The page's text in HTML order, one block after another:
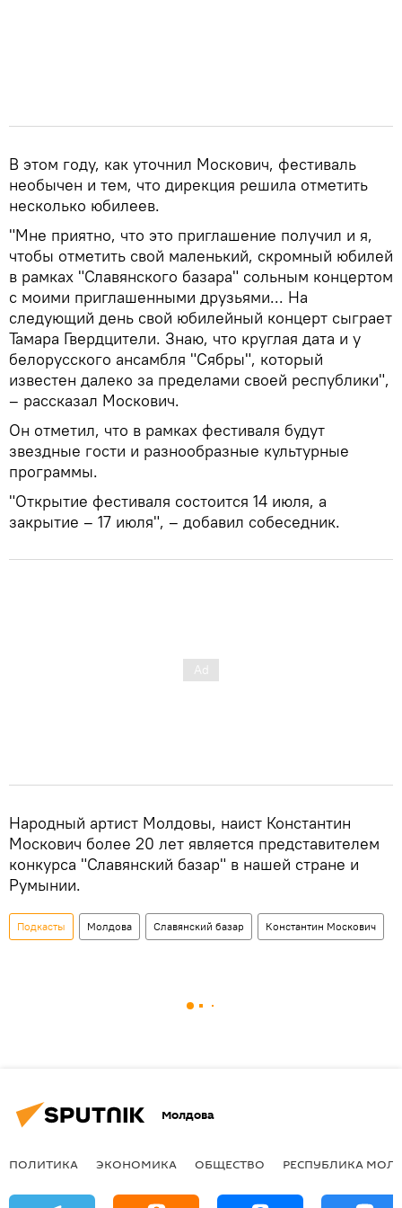
В этом году, как уточнил Москович, фестиваль
необычен и тем, что дирекция решила отметить
несколько юбилеев.
"Мне приятно, что это приглашение получил и я,
чтобы отметить свой маленький, скромный юбилей
в рамках "Славянского базара" сольным концертом
с моими приглашенными друзьями... На
следующий день свой юбилейный концерт сыграет
Тамара Гвердцители. Знаю, что круглая дата и у
белорусского ансамбля "Сябры", который
известен далеко за пределами своей республики",
– рассказал Москович.
Он отметил, что в рамках фестиваля будут
звездные гости и разнообразные культурные
программы.
"Открытие фестиваля состоится 14 июля, а
закрытие – 17 июля", – добавил собеседник.
Народный артист Молдовы, наист Константин
Москович более 20 лет является представителем
конкурса "Славянский базар" в нашей стране и
Румынии.
Подкасты Молдова Славянский базар Константин Москович
Молдова
ПОЛИТИКА ЭКОНОМИКА ОБЩЕСТВО РЕСПУБЛИКА